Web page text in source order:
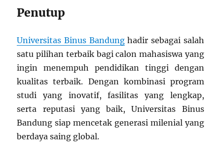
Penutup
Universitas Binus Bandunghadir sebagai salah
satu pilihan terbaik bagi calon mahasiswa yang
ingin menempuh pendidikan tinggi dengan
kualitas terbaik. Dengan kombinasi program
studi yang inovatif, fasilitas yang lengkap,
serta reputasi yang baik, Universitas Binus
Bandung siap mencetak generasi milenial yang
berdaya saing global.